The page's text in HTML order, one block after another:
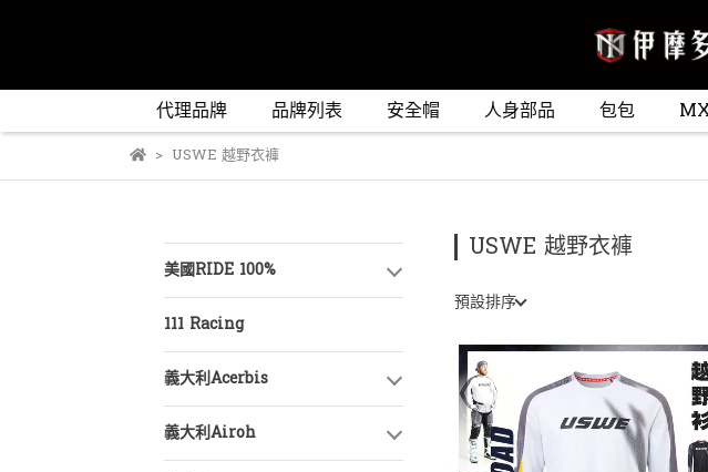
代理品牌 品牌列表 安全帽 人身部品 包包
USWE 越野衣褲
美國RIDE 100%
111 Racing
義大利Acerbis
義大利Airoh
USWE 越野衣褲
預設排序